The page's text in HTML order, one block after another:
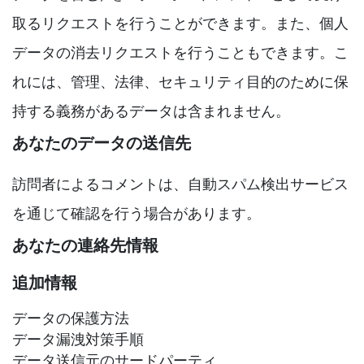
取るリクエストを行うことができます。また、個人
データの消去リクエストを行うこともできます。こ
れには、管理、法律、セキュリティ目的のために保
持する義務があるデータは含まれません。
あなたのデータの送信先
訪問者によるコメントは、自動スパム検出サービス
を通じて確認を行う場合があります。
あなたの連絡先情報
追加情報
データの保護方法
データ漏洩対策手順
データ送信元のサードパーティ